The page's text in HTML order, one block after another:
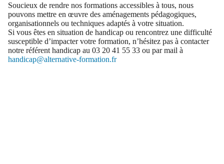
Soucieux de rendre nos formations accessibles à tous, nous
pouvons mettre en œuvre des aménagements pédagogiques,
organisationnels ou techniques adaptés à votre situation.
Si vous êtes en situation de handicap ou rencontrez une difficulté
susceptible d’impacter votre formation, n’hésitez pas à contacter
notre référent handicap au 03 20 41 55 33 ou par mail à
handicap@alternative-formation.fr